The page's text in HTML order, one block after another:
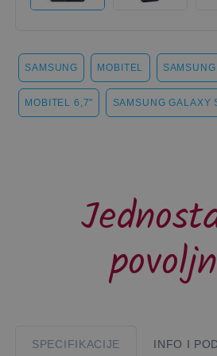
SAMSUNG MOBITEL
MOBITEL 6,7" SAMSUNG GALAXY
SPECIFIKACIJE INFO I